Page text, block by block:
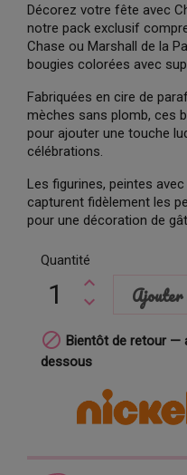
Décorez votre fête avec
notre pack exclusif
Chase ou Marshall de la
bougies colorées avec
Fabriquées en cire de
mèches sans plomb, ces
pour ajouter une touche
célébrations.
Les figurines, peintes
capturent fidèlement les
pour une décoration de
Quantité
Ajouter
 Bientôt de retour —
dessous